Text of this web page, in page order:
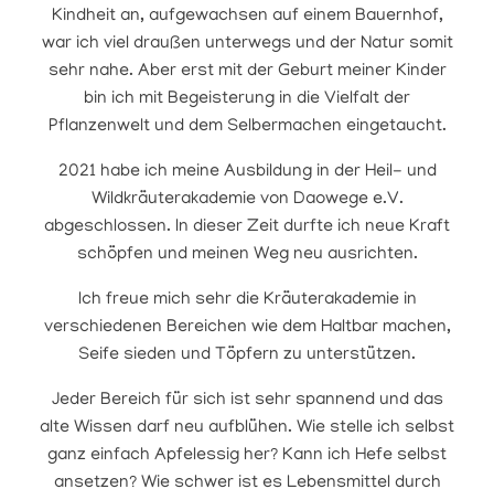
Kindheit an, aufgewachsen auf einem Bauernhof,
war ich viel draußen unterwegs und der Natur somit
sehr nahe. Aber erst mit der Geburt meiner Kinder
bin ich mit Begeisterung in die Vielfalt der
Pflanzenwelt und dem Selbermachen eingetaucht.
2021 habe ich meine Ausbildung in der Heil- und
Wildkräuterakademie von Daowege e.V.
abgeschlossen. In dieser Zeit durfte ich neue Kraft
schöpfen und meinen Weg neu ausrichten.
Ich freue mich sehr die Kräuterakademie in
verschiedenen Bereichen wie dem Haltbar machen,
Seife sieden und Töpfern zu unterstützen.
Jeder Bereich für sich ist sehr spannend und das
alte Wissen darf neu aufblühen. Wie stelle ich selbst
ganz einfach Apfelessig her? Kann ich Hefe selbst
ansetzen? Wie schwer ist es Lebensmittel durch